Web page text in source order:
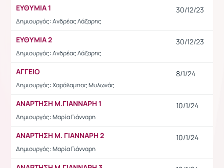
ΕΥΘΥΜΙΑ 1
Δημιουργός: Ανδρέας Λάζαρης
30/12/23
ΕΥΘΥΜΙΑ 2
Δημιουργός: Ανδρέας Λάζαρης
30/12/23
ΑΓΓΕΙΟ
Δημιουργός: Χαράλαμπος Μυλωνάς
8/1/24
ΑΝΑΡΤΗΣΗ Μ.ΓΙΑΝΝΑΡΗ 1
Δημιουργός: Μαρία Γιάνναρη
10/1/24
ΑΝΑΡΤΗΣΗ Μ. ΓΙΑΝΝΑΡΗ 2
Δημιουργός: Μαρία Γιάνναρη
10/1/24